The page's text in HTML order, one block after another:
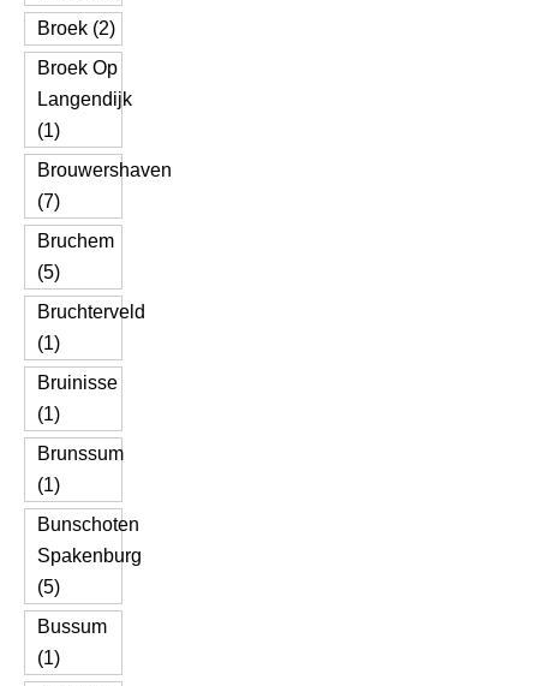
Broek (2)
Broek Op
Langendijk
(1)
Brouwershaven
(7)
Bruchem
(5)
Bruchterveld
(1)
Bruinisse
(1)
Brunssum
(1)
Bunschoten
Spakenburg
(5)
Bussum
(1)